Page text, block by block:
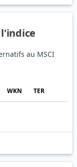
l'indice
au MSCI
WKN TER